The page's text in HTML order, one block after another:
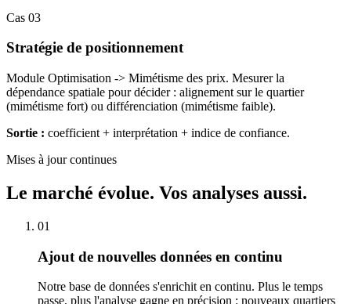
Cas 03
Stratégie de positionnement
Module Optimisation -> Mimétisme des prix. Mesurer la
dépendance spatiale pour décider : alignement sur le quartier
(mimétisme fort) ou différenciation (mimétisme faible).
Sortie : coefficient + interprétation + indice de confiance.
Mises à jour continues
Le marché évolue. Vos analyses aussi.
01
Ajout de nouvelles données en continu
Notre base de données s'enrichit en continu. Plus le temps
passe, plus l'analyse gagne en précision : nouveaux quartiers